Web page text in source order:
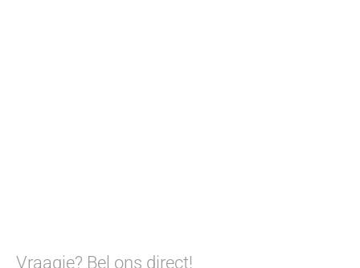
Vraagje? Bel ons direct!